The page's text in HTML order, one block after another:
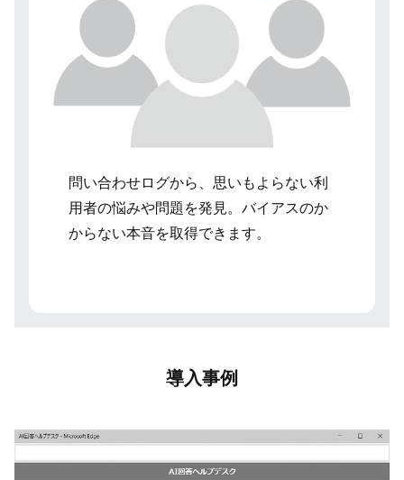
問い合わせログから、思いもよらない利
用者の悩みや問題を発見。バイアスのか
からない本音を取得できます。
導入事例